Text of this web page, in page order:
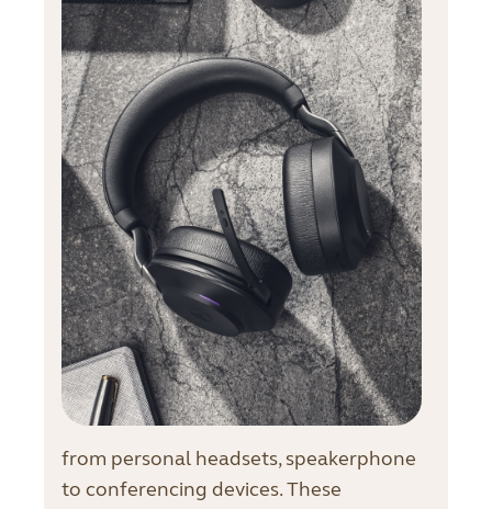
from personal headsets, speakerphone
to conferencing devices. These